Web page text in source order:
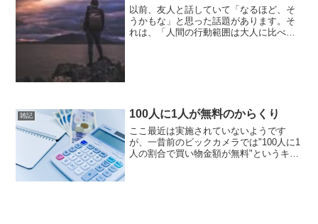
以前、友人と話していて「なるほど、そ
うかもな」と思った話題があります。そ
れは、「人間の行動範囲は大人に比べて
雑記 100人に1人が無料のからくり
ここ最近は実施されていないようです
が、一昔前のビックカメラでは"100人に1
人の割合で買い物金額が無料"というキャ